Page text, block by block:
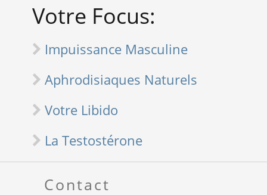
Votre Focus:
Impuissance Masculine
Aphrodisiaques Naturels
Votre Libido
La Testostérone
Contact